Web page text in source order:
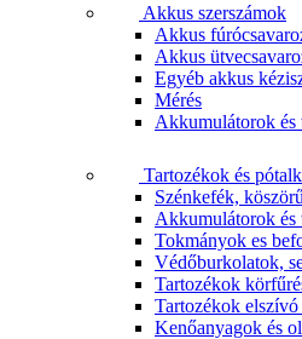
Akkus szerszámok
Akkus
Akkus
Egyéb akkus
Mérés
Akkumulátorok és
Tartozékok és
Szénkefék,
Akkumulátorok és
Tokmányok es
Védőburkolatok,
Tartozékok
Tartozékok elszívó
Kenőanyagok és